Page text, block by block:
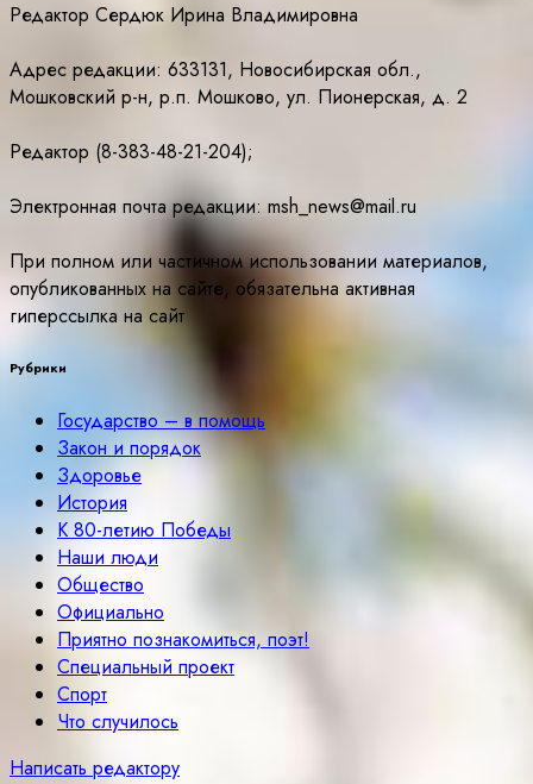
Редактор Сердюк Ирина Владимировна
Адрес редакции: 633131, Новосибирская обл.,
Мошковский р-н, р.п. Мошково, ул. Пионерская, д. 2
Редактор (8-383-48-21-204);
Электронная почта редакции: msh_news@mail.ru
При полном или частичном использовании материалов,
опубликованных на сайте, обязательна активная
гиперссылка на сайт
Рубрики
Государство – в помощь
Закон и порядок
Здоровье
История
К 80-летию Победы
Наши люди
Общество
Официально
Приятно познакомиться, поэт!
Специальный проект
Спорт
Что случилось
Написать редактору